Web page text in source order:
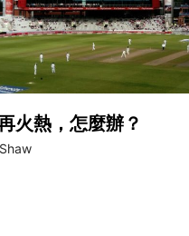
火熱，怎麼辦？